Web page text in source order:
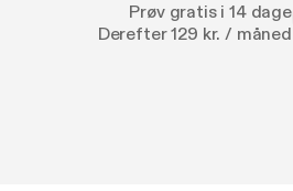
Prøv gratis i 14 dage
Derefter 129 kr. / måned